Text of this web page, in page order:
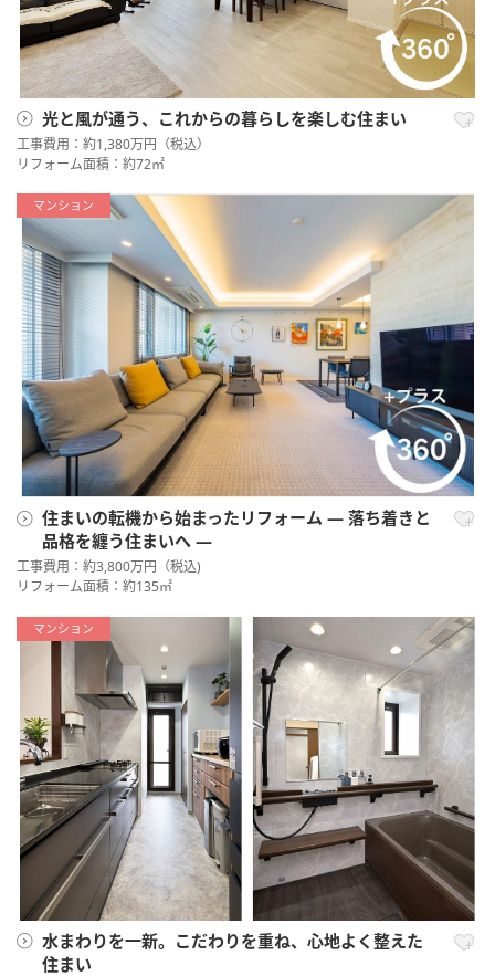
光と風が通う、これからの暮らしを楽しむ住まい
工事費用：約1,380万円（税込）
リフォーム面積：約72㎡
マンション
住まいの転機から始まったリフォーム ― 落ち着きと
品格を纏う住まいへ ―
工事費用：約3,800万円（税込)
リフォーム面積：約135㎡
マンション
水まわりを一新。こだわりを重ね、心地よく整えた
住まい